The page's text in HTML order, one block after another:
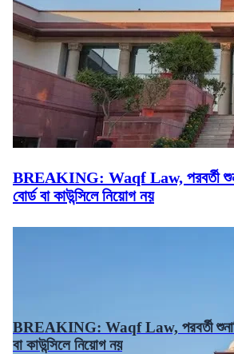
BREAKING: Waqf Law, পরবর্তী
বোর্ড বা কাউন্সিলে নিয়োগ নয়
BREAKING: Waqf Law, পরবর্তী
বা কাউন্সিলে নিয়োগ নয়